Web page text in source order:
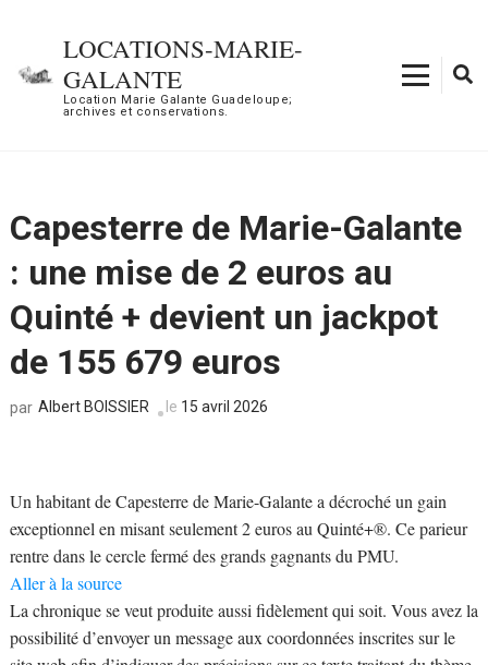
contenu
LOCATIONS-MARIE-
GALANTE
Location Marie Galante Guadeloupe;
archives et conservations.
Capesterre de Marie-Galante
: une mise de 2 euros au
Quinté + devient un jackpot
de 155 679 euros
par Albert BOISSIER le 15 avril 2026
Un habitant de Capesterre de Marie-Galante a décroché un gain
exceptionnel en misant seulement 2 euros au Quinté+®. Ce parieur
rentre dans le cercle fermé des grands gagnants du PMU.
Aller à la source
La chronique se veut produite aussi fidèlement qui soit. Vous avez la
possibilité d’envoyer un message aux coordonnées inscrites sur le